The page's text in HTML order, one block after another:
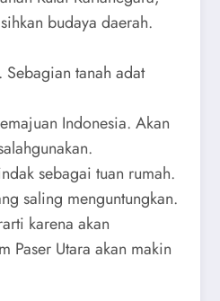
budaya daerah.
tanah adat
Indonesia. Akan
sebagai tuan rumah.
saling menguntungkan.
karena akan
Paser Utara akan makin